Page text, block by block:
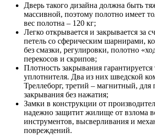
Дверь такого дизайна должна быть
массивной, поэтому полотно имеет
вес полотна – 120 кг;
Легко открывается и закрывается за
петель со сферическим шарнирами,
без смазки, регулировки, полотно
перекосов и скрипов;
Плотность закрывания
уплотнителя. Два из них шведской
Треллеборг, третий – магнитный, для
закрывания без нажатия;
Замки в конструкции от
надежно защитит жилище от взлома
инструментов, высверливания и
повреждений.